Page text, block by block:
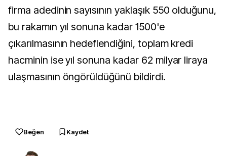
firma adedinin sayısının yaklaşık 550 olduğunu,
bu rakamın yıl sonuna kadar 1500'e
çıkarılmasının hedeflendiğini, toplam kredi
hacminin ise yıl sonuna kadar 62 milyar liraya
ulaşmasının öngörüldüğünü bildirdi.
Beğen Kaydet